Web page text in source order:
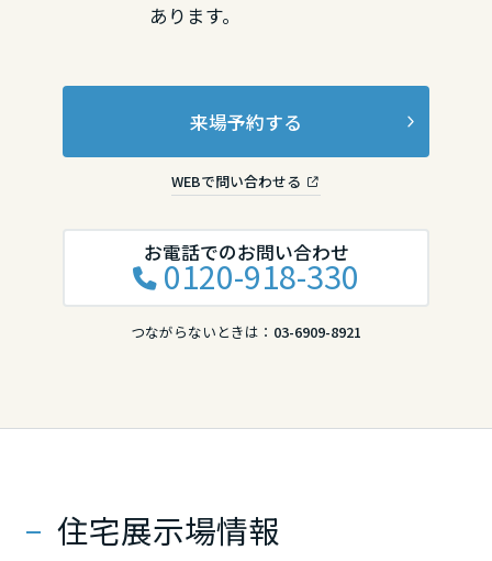
あります。
来場予約する
WEBで問い合わせる
お電話でのお問い合わせ
0120-918-330
つながらないときは： 03-6909-8921
住宅展示場情報